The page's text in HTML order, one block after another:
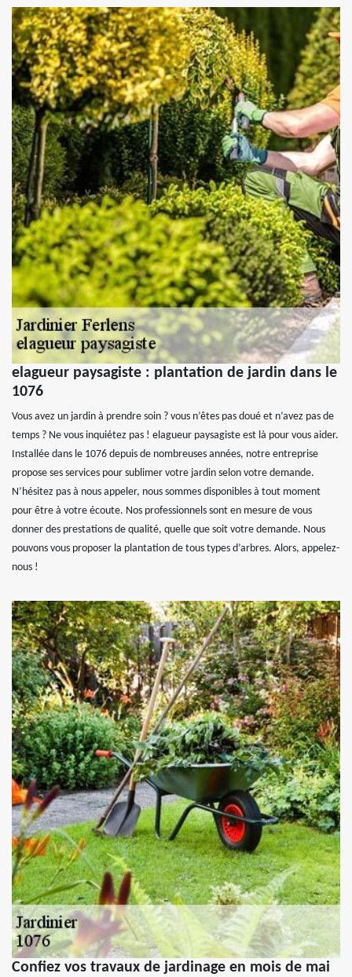
elagueur paysagiste : plantation de jardin dans le
1076
Vous avez un jardin à prendre soin ? vous n’êtes pas doué et n’avez pas de
temps ? Ne vous inquiétez pas ! elagueur paysagiste est là pour vous aider.
Installée dans le 1076 depuis de nombreuses années, notre entreprise
propose ses services pour sublimer votre jardin selon votre demande.
N’hésitez pas à nous appeler, nous sommes disponibles à tout moment
pour être à votre écoute. Nos professionnels sont en mesure de vous
donner des prestations de qualité, quelle que soit votre demande. Nous
pouvons vous proposer la plantation de tous types d’arbres. Alors, appelez-
nous !
Confiez vos travaux de jardinage en mois de mai